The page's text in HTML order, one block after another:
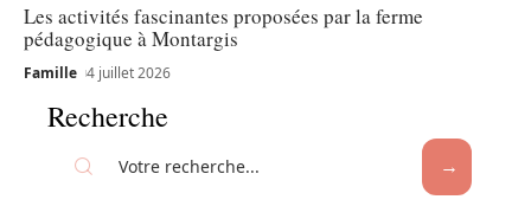
Les activités fascinantes proposées par la ferme
pédagogique à Montargis
Famille 4 juillet 2026
Recherche